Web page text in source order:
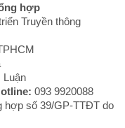
hợp
Truyền thông
Luận
093 9920088‬
hợp số 39/GP-TTĐT do